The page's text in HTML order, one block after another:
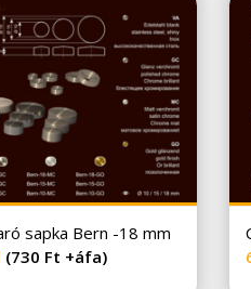
sapka Bern -18 mm
(730 Ft +áfa)